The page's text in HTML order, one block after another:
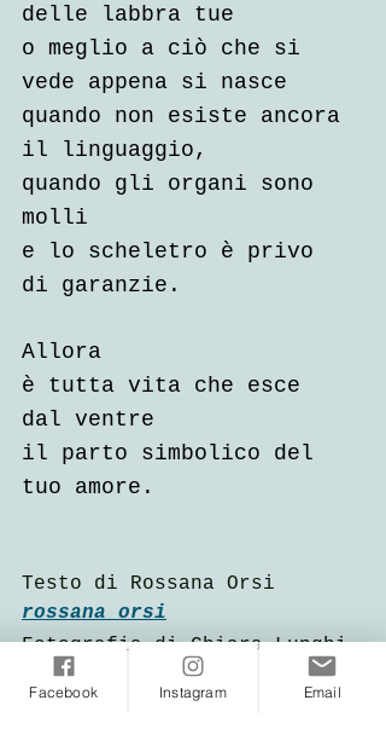
delle labbra tue
o meglio a ciò che si
vede appena si nasce
quando non esiste ancora
il linguaggio,
quando gli organi sono
molli
e lo scheletro è privo
di garanzie.
Allora
è tutta vita che esce
dal ventre
il parto simbolico del
tuo amore.
Testo di Rossana Orsi
rossana_orsi
Fotografia di Chiara Lunghi
_kialu
Tag:
Facebook Instagram Email